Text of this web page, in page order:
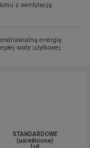
z wentylacją
energię
wody użytkowej.
STANDARDOWE
(uśrednione)